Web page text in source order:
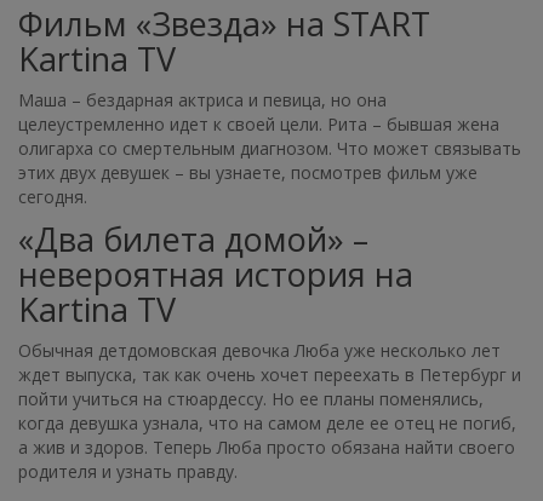
Фильм «Звезда» на START
Kartina TV
Маша – бездарная актриса и певица, но она
целеустремленно идет к своей цели. Рита – бывшая жена
олигарха со смертельным диагнозом. Что может связывать
этих двух девушек – вы узнаете, посмотрев фильм уже
сегодня.
«Два билета домой» –
невероятная история на
Kartina TV
Обычная детдомовская девочка Люба уже несколько лет
ждет выпуска, так как очень хочет переехать в Петербург и
пойти учиться на стюардессу. Но ее планы поменялись,
когда девушка узнала, что на самом деле ее отец не погиб,
а жив и здоров. Теперь Люба просто обязана найти своего
родителя и узнать правду.